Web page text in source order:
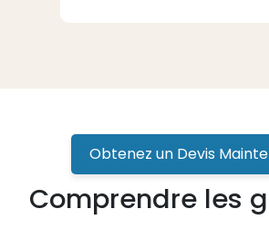
Obtenez un Devis
Comprendre les